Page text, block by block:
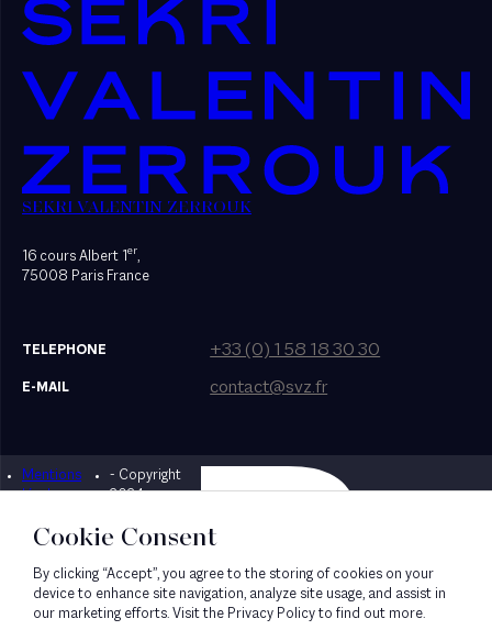
SEKRI VALENTIN ZERROUK
16 cours Albert 1er,
75008 Paris France
TELEPHONE +33 (0) 1 58 18 30 30
E-MAIL contact@svz.fr
Mentions
légales
- Copyright
2024
Designed by Bonhomme
Cookie Consent
By clicking “Accept”, you agree to the storing of cookies on your
device to enhance site navigation, analyze site usage, and assist in
our marketing efforts. Visit the Privacy Policy to find out more.